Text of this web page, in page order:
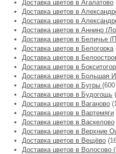
Доставка цветов в Агалатово
Доставка цветов в
Доставка цветов в
Доставка цветов в Аннино
Доставка цветов в Беличье
Доставка цветов в Белогорка
Доставка цветов в
Доставка цветов в
Доставка цветов в Большая
Доставка цветов в Бугры
Доставка цветов в Будогощь
Доставка цветов в Ваганово
Доставка цветов в Вартемяги
Доставка цветов в Васкелово
Доставка цветов в Верхние
Доставка цветов в Вещёво
Доставка цветов в Волосово